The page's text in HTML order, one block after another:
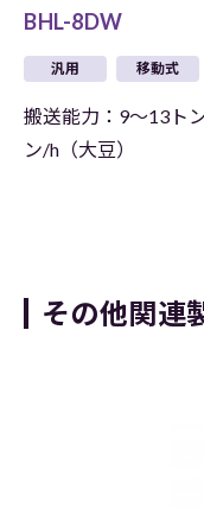
BHL-8DW
汎用 移動式
搬送能力：9～13ト
ン/h（大豆）
その他関連